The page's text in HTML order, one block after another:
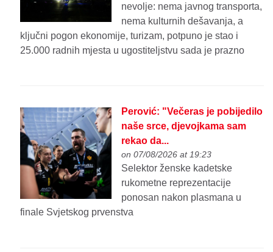
nevolje: nema javnog transporta,
nema kulturnih dešavanja, a
ključni pogon ekonomije, turizam, potpuno je stao i
25.000 radnih mjesta u ugostiteljstvu sada je prazno
Perović: "Večeras je pobijedilo
naše srce, djevojkama sam
rekao da...
on 07/08/2026 at 19:23
Selektor ženske kadetske
rukometne reprezentacije
ponosan nakon plasmana u
finale Svjetskog prvenstva